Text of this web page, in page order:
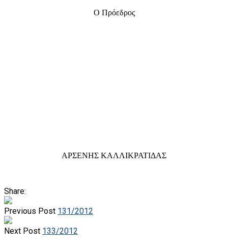
Ο Πρόεδρος
ΑΡΣΕΝΗΣ ΚΑΛΛΙΚΡΑΤΙΔΑΣ
Share:
Previous Post 131/2012
Next Post 133/2012